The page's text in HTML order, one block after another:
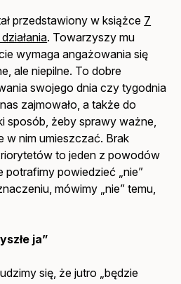
przedstawiony w książce 7
. Towarzyszy mu
wymaga angażowania się
ale niepilne. To dobre
swojego dnia czy tygodnia
zajmowało, a także do
sposób, żeby sprawy ważne,
w nim umieszczać. Brak
to jeden z powodów
potrafimy powiedzieć „nie”
mówimy „nie” temu,
ja”
się, że jutro „będzie